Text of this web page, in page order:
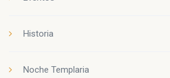
Historia
Noche Templaria